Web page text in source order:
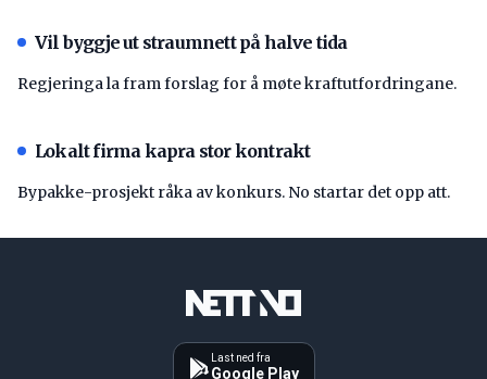
Vil byggje ut straumnett på halve tida
Regjeringa la fram forslag for å møte kraftutfordringane.
Lokalt firma kapra stor kontrakt
Bypakke-prosjekt råka av konkurs. No startar det opp att.
Last ned fra
Google Play